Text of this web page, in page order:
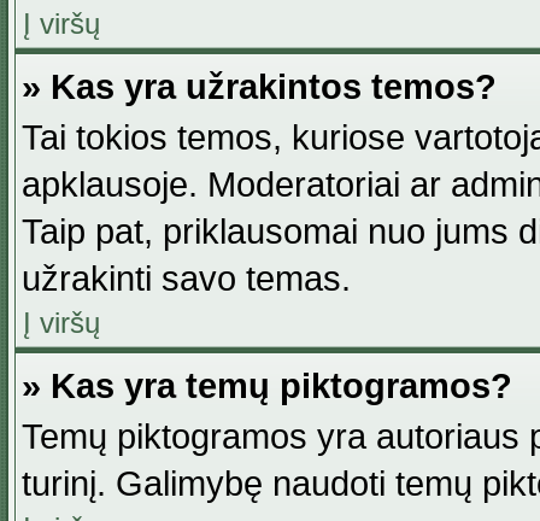
Į viršų
» Kas yra užrakintos temos?
Tai tokios temos, kuriose
apklausoje. Moderatoriai ar
Taip pat, priklausomai nuo jums
užrakinti savo temas.
Į viršų
» Kas yra temų piktogramos?
Temų piktogramos yra autoriaus
turinį. Galimybę naudoti temų